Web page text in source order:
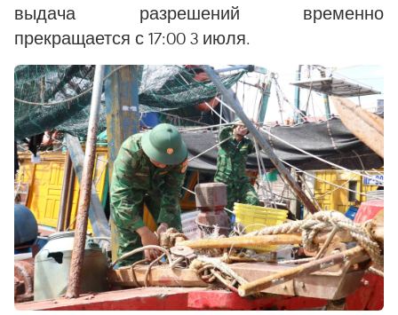
выдача разрешений временно
прекращается с 17:00 3 июля.